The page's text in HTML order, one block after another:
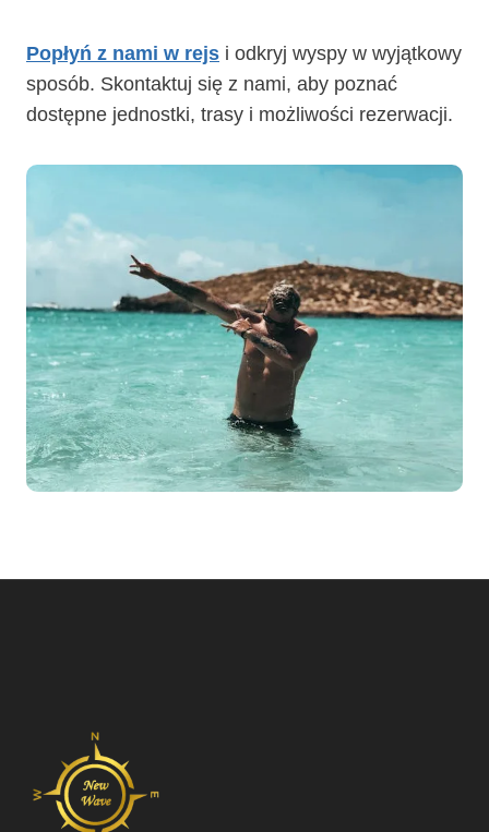
Popłyń z nami w rejs i odkryj wyspy w wyjątkowy
sposób. Skontaktuj się z nami, aby poznać
dostępne jednostki, trasy i możliwości rezerwacji.